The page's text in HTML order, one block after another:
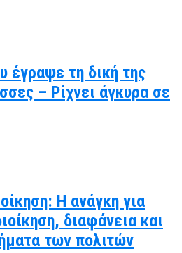
έγραψε τη δική της
– Ρίχνει άγκυρα σε
Η ανάγκη για
διαφάνεια και
των πολιτών